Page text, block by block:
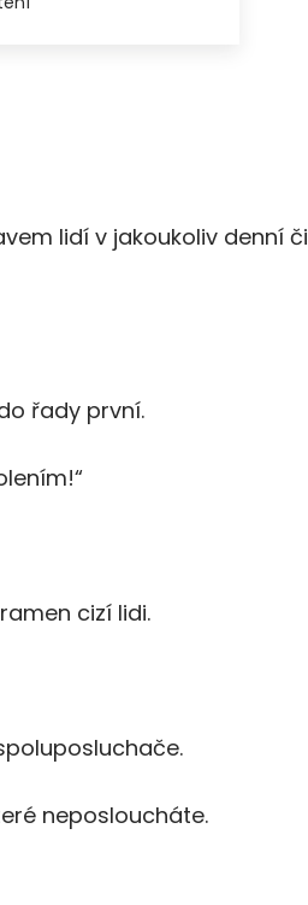
lidí v jakoukoliv denní či
řady první.
cizí lidi.
neposloucháte.